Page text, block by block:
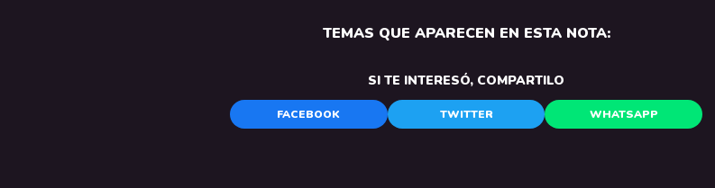
TEMAS QUE APARECEN EN ESTA NOTA:
SI TE INTERESÓ, COMPARTILO
FACEBOOK TWITTER WHATSAPP